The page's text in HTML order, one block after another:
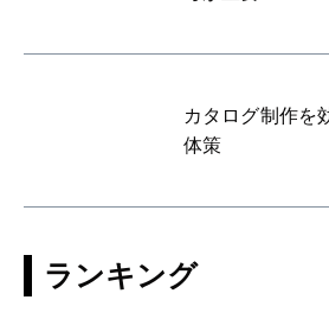
カタログ制作を
体策
ランキング